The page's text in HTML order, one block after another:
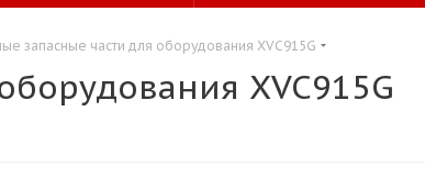
запасные части для оборудования XVC915G
XVC915G